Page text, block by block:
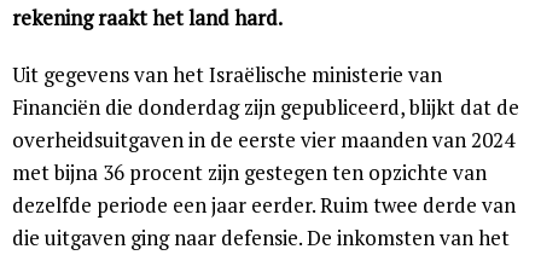
rekening raakt het land hard.
Uit gegevens van het Israëlische ministerie van
Financiën die donderdag zijn gepubliceerd, blijkt dat de
overheidsuitgaven in de eerste vier maanden van 2024
met bijna 36 procent zijn gestegen ten opzichte van
dezelfde periode een jaar eerder. Ruim twee derde van
die uitgaven ging naar defensie. De inkomsten van het